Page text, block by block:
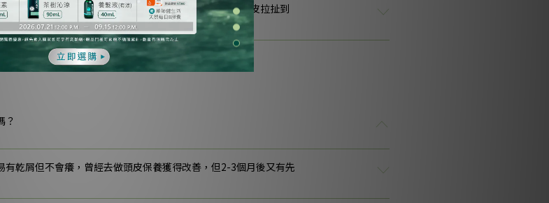
和一直綁著馬尾，覺得是因為長期綁頭髮，最近開始頭皮拉扯到
炎？還是敏感性頭皮嗎？
？
乾屑但不會癢，曾經去做頭皮保養獲得改善，但2-3個月後又有先